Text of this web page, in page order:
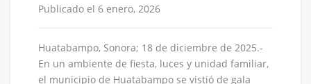
Publicado el 6 enero, 2026
Huatabampo, Sonora; 18 de diciembre de 2025.-
En un ambiente de fiesta, luces y unidad familiar,
el municipio de Huatabampo se vistió de gala